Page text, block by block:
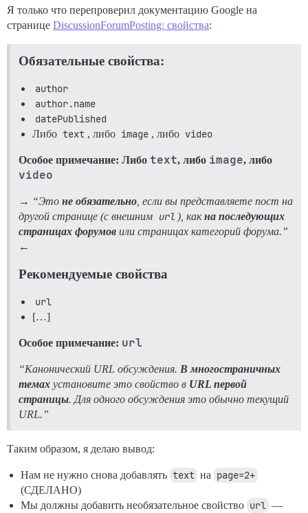
Я только что перепроверил документацию Google на
странице DiscussionForumPosting: свойства:
Обязательные свойства:
author
author.name
datePublished
Либо text , либо image , либо video
Особое примечание: Либо text, либо image, либо
video
→ “Это не обязательно , если вы представляете пост на
другой странице (с внешним url ), какна последующих
страницах форумов или страницах категорий форума.”
←
Рекомендуемые свойства
url
[…]
Особое примечание: url
“Канонический URL обсуждения. В многостраничных
темах установите это свойство в URL первой
страницы. Для одного обсуждения это обычно текущий
URL.”
Таким образом, я делаю вывод:
Нам не нужно снова добавлять text на page=2+
(СДЕЛАНО)
Мы должны добавить необязательное свойство url —